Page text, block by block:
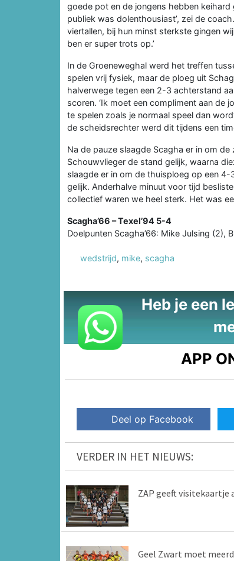
goede pot en de jongens hebben
publiek was dolenthousiast’, zei de
viertallen, bij hun minst sterkste gingen
ben er super trots op.’
In de Groeneweghal werd het treffen
spelen vrij fysiek, maar de ploeg uit
halverwege tegen een 2-3 achterstand
scoren. ‘Ik moet een compliment aan de
te spelen zoals je normaal speel dan
de scheidsrechter werd dit tijdens een
Na de pauze slaagde Scagha er in om
Schouwvlieger de stand gelijk, waarna
slaagde er in om de thuisploeg op een
gelijk. Anderhalve minuut voor tijd
collectief waren we heel sterk. Het was
Scagha’66 – Texel’94 5-4
Doelpunten Scagha’66: Mike Julsing (2),
wedstrijd, mike, scagha
Heb je een
APP
Deel op Facebook
VERDER IN HET NIEUWS:
ZAP geeft visitekaartje
Geel Zwart moet